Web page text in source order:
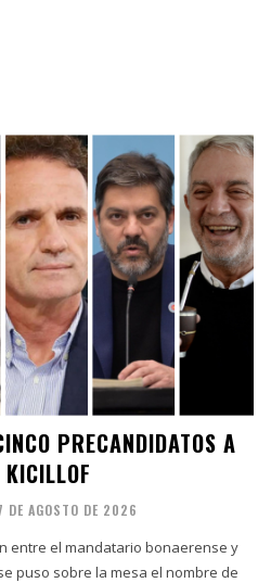
PRECANDIDATOS A
KICILLOF
DE AGOSTO DE 2026
entre el mandatario bonaerense y
puso sobre la mesa el nombre de